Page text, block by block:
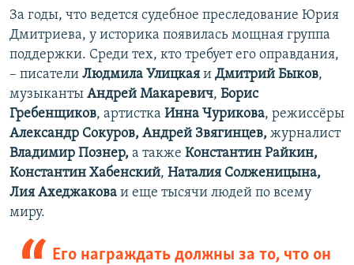
За годы, что ведется судебное преследование Юрия
Дмитриева, у историка появилась мощная группа
поддержки. Среди тех, кто требует его оправдания,
– писатели Людмила Улицкая и Дмитрий Быков,
музыканты Андрей Макаревич, Борис
Гребенщиков, артистка Инна Чурикова, режиссёры
Александр Сокуров, Андрей Звягинцев, журналист
Владимир Познер, а также Константин Райкин,
Константин Хабенский, Наталия Солженицына,
Лия Ахеджакова и еще тысячи людей по всему
миру.
Его награждать должны за то, что он